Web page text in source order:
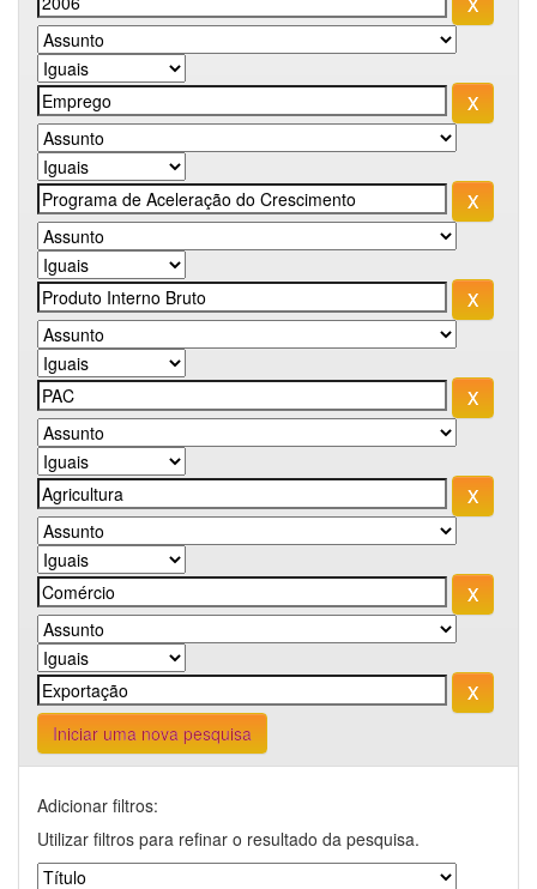
Iniciar uma nova pesquisa
Adicionar filtros:
Utilizar filtros para refinar o resultado da pesquisa.